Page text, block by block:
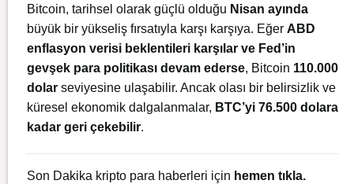
Bitcoin, tarihsel olarak güçlü olduğu Nisan ayında
büyük bir yükseliş fırsatıyla karşı karşıya. Eğer ABD
enflasyon verisi beklentileri karşılar ve Fed’in
gevşek para politikası devam ederse, Bitcoin 110.000
dolar seviyesine ulaşabilir. Ancak olası bir belirsizlik ve
küresel ekonomik dalgalanmalar, BTC’yi 76.500 dolara
kadar geri çekebilir.
Son Dakika kripto para haberleri için hemen tıkla.